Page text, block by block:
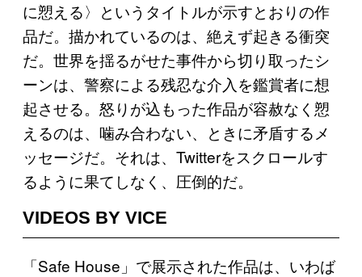
に愬える〉というタイトルが示すとおりの作
品だ。描かれているのは、絶えず起きる衝突
だ。世界を揺るがせた事件から切り取ったシ
ーンは、警察による残忍な介入を鑑賞者に想
起させる。怒りが込もった作品が容赦なく愬
えるのは、噛み合わない、ときに矛盾するメ
ッセージだ。それは、Twitterをスクロールす
るように果てしなく、圧倒的だ。
VIDEOS BY VICE
「Safe House」で展示された作品は、いわば